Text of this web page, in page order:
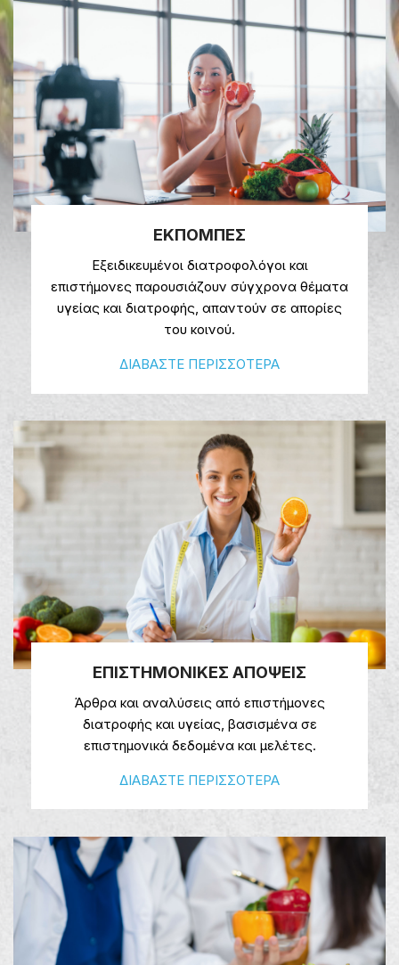
ΕΚΠΟΜΠΕΣ
Εξειδικευμένοι διατροφολόγοι και
επιστήμονες παρουσιάζουν σύγχρονα θέματα
υγείας και διατροφής, απαντούν σε απορίες
του κοινού.
ΔΙΑΒΑΣΤΕ ΠΕΡΙΣΣΟΤΕΡΑ
ΕΠΙΣΤΗΜΟΝΙΚΕΣ ΑΠΟΨΕΙΣ
Άρθρα και αναλύσεις από επιστήμονες
διατροφής και υγείας, βασισμένα σε
επιστημονικά δεδομένα και μελέτες.
ΔΙΑΒΑΣΤΕ ΠΕΡΙΣΣΟΤΕΡΑ